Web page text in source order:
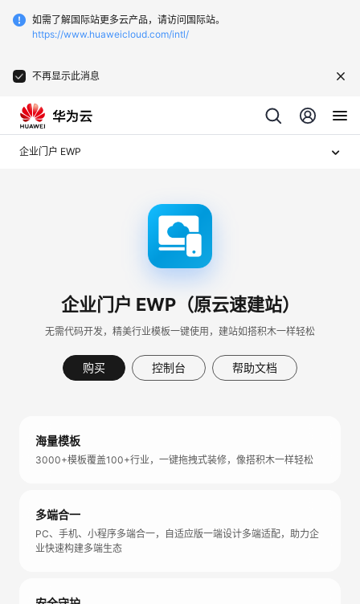
如需了解国际站更多云产品，请访问国际站。
https://www.huaweicloud.com/intl/
不再显示此消息
企业门户 EWP
企业门户 EWP（原云速建站）
无需代码开发，精美行业模板一键使用，建站如搭积木一样轻松
购买 控制台 帮助文档
海量模板
3000+模板覆盖100+行业，一键拖拽式装修，像搭积木一样轻松
多端合一
PC、手机、小程序多端合一，自适应版一端设计多端适配，助力企
业快速构建多端生态